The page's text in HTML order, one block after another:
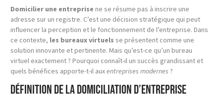
Domicilier une entreprise ne se résume pas à inscrire une
adresse sur un registre. C’est une décision stratégique qui peut
influencer la perception et le fonctionnement de l’entreprise. Dans
ce contexte, les bureaux virtuels se présentent comme une
solution innovante et pertinente. Mais qu’est-ce qu’un bureau
virtuel exactement ? Pourquoi connaît-il un succès grandissant et
quels bénéfices apporte-t-il auxentreprises modernes ?
Définition de la domiciliation d’entreprise